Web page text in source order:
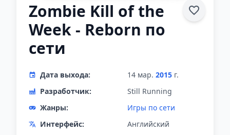
Zombie Kill of the
Week - Reborn по
сети
Дата выхода: 14 мар. 2015 г.
Разработчик:
Still Running
Жанры:
Игры по сети
Интерфейс:
Английский